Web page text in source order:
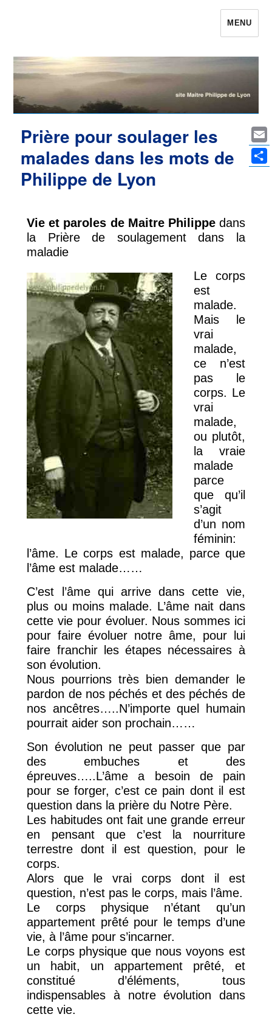
Maître Philippe de Lyon le site qui était
MENU
Prière pour soulager les
malades dans les mots de
Philippe de Lyon
Vie et paroles de Maitre Philippedans
la Prière de soulagement dans la
maladie
Le corps
est
malade.
Mais le
vrai
malade,
ce n’est
pas le
corps. Le
vrai
malade,
ou plutôt,
la vraie
malade
parce
que qu’il
s’agit
d’un nom
féminin:
l’âme. Le corps est malade, parce que
l’âme est malade……
C’est l’âme qui arrive dans cette vie,
plus ou moins malade. L’âme nait dans
cette vie pour évoluer. Nous sommes ici
pour faire évoluer notre âme, pour lui
faire franchir les étapes nécessaires à
son évolution.
Nous pourrions très bien demander le
pardon de nos péchés et des péchés de
nos ancêtres…..N’importe quel humain
pourrait aider son prochain……
Son évolution ne peut passer que par
des embuches et des
épreuves…..L’âme a besoin de pain
pour se forger, c’est ce pain dont il est
question dans la prière du Notre Père.
Les habitudes ont fait une grande erreur
en pensant que c’est la nourriture
terrestre dont il est question, pour le
corps.
Alors que le vrai corps dont il est
question, n’est pas le corps, mais l’âme.
Le corps physique n’étant qu’un
appartement prêté pour le temps d’une
vie, à l’âme pour s’incarner.
Le corps physique que nous voyons est
un habit, un appartement prêté, et
constitué d’éléments, tous
indispensables à notre évolution dans
cette vie.